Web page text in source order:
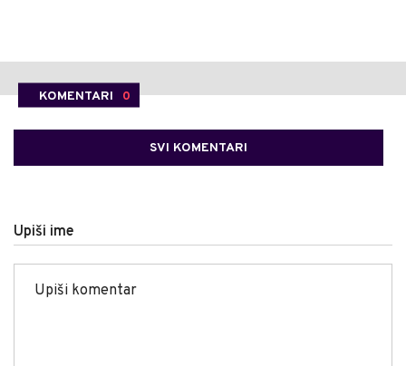
KOMENTARI 0
SVI KOMENTARI
Upiši ime